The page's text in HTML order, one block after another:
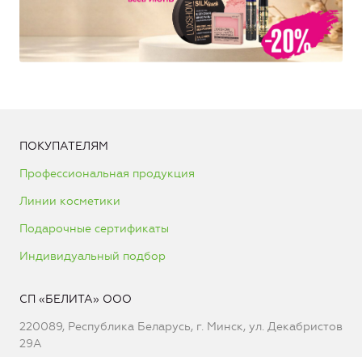
ПОКУПАТЕЛЯМ
Профессиональная продукция
Линии косметики
Подарочные сертификаты
Индивидуальный подбор
СП «БЕЛИТА» ООО
220089, Республика Беларусь, г. Минск, ул. Декабристов
29А